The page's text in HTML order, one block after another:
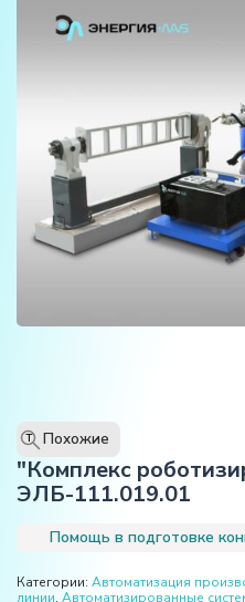
T Похожие
"Комплекс
ЭЛБ-111.019.01
Помощь в подготовке
Категории: Автоматизация
линии, Автоматизированные